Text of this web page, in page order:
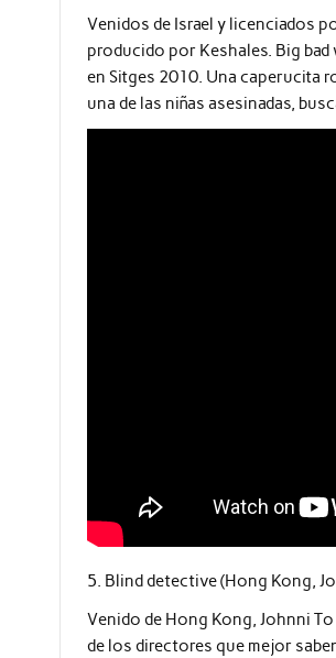
Venidos de Israel y licenciados
producido por Keshales. Big
en Sitges 2010. Una caperucita
una de las niñas asesinadas,
5. Blind detective (Hong Kong,
Venido de Hong Kong, Johnni
de los directores que mejor